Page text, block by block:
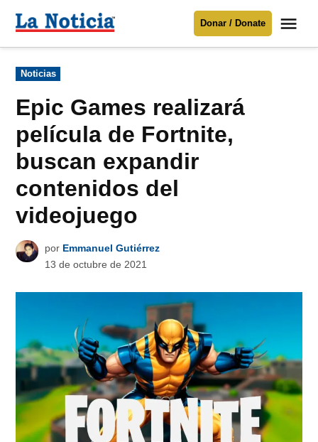
Para mantenerte informado necesitamos
Donar
contenido
Noticia
Donar / Donate
Publicado
en
Noticias
Epic Games realizará
película de Fortnite,
buscan expandir
contenidos del
videojuego
por Emmanuel Gutiérrez
13 de octubre de 2021